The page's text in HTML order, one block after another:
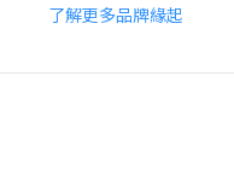
了解更多品牌緣起